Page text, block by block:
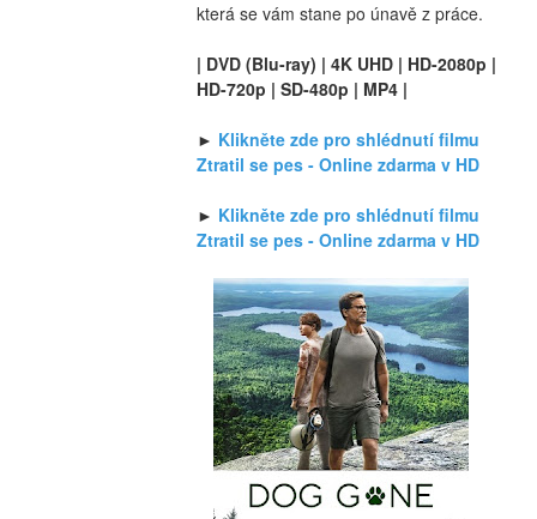
která se vám stane po únavě z práce.
| DVD (Blu-ray) | 4K UHD | HD-2080p |
HD-720p | SD-480p | MP4 |
► Klikněte zde pro shlédnutí filmu
Ztratil se pes - Online zdarma v HD
► Klikněte zde pro shlédnutí filmu
Ztratil se pes - Online zdarma v HD